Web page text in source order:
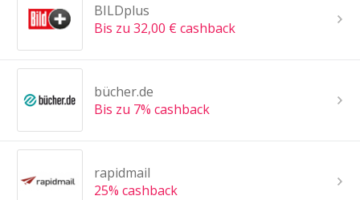
BILDplus
Bis zu 32,00 € cashback
bücher.de
Bis zu 7% cashback
rapidmail
25% cashback